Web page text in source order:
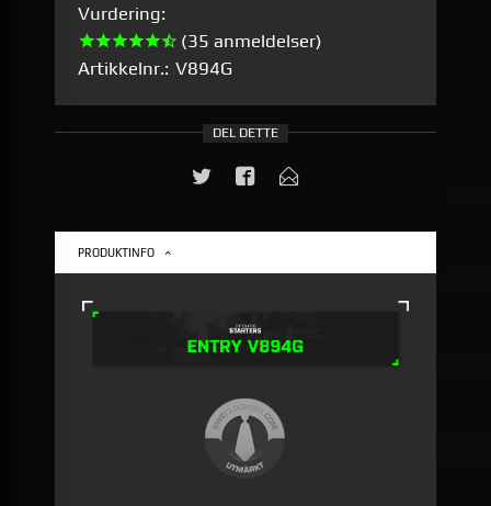
Vurdering:
(35 anmeldelser)
Artikkelnr.: V894G
DEL DETTE
PRODUKTINFO